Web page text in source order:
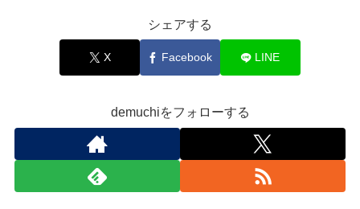
シェアする
X Facebook LINE
demuchiをフォローする